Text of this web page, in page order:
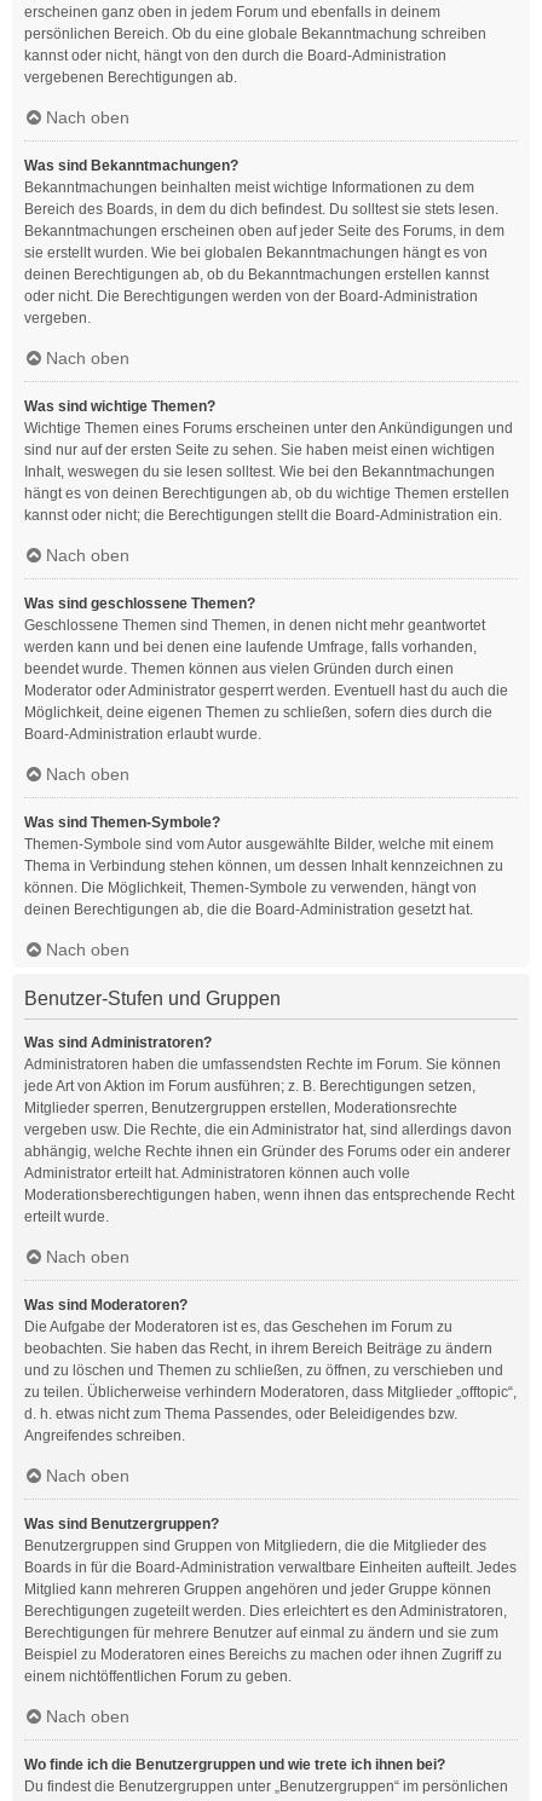
erscheinen ganz oben in jedem Forum und ebenfalls in deinem
persönlichen Bereich. Ob du eine globale Bekanntmachung schreiben
kannst oder nicht, hängt von den durch die Board-Administration
vergebenen Berechtigungen ab.
Nach oben
Was sind Bekanntmachungen?
Bekanntmachungen beinhalten meist wichtige Informationen zu dem
Bereich des Boards, in dem du dich befindest. Du solltest sie stets lesen.
Bekanntmachungen erscheinen oben auf jeder Seite des Forums, in dem
sie erstellt wurden. Wie bei globalen Bekanntmachungen hängt es von
deinen Berechtigungen ab, ob du Bekanntmachungen erstellen kannst
oder nicht. Die Berechtigungen werden von der Board-Administration
vergeben.
Nach oben
Was sind wichtige Themen?
Wichtige Themen eines Forums erscheinen unter den Ankündigungen und
sind nur auf der ersten Seite zu sehen. Sie haben meist einen wichtigen
Inhalt, weswegen du sie lesen solltest. Wie bei den Bekanntmachungen
hängt es von deinen Berechtigungen ab, ob du wichtige Themen erstellen
kannst oder nicht; die Berechtigungen stellt die Board-Administration ein.
Nach oben
Was sind geschlossene Themen?
Geschlossene Themen sind Themen, in denen nicht mehr geantwortet
werden kann und bei denen eine laufende Umfrage, falls vorhanden,
beendet wurde. Themen können aus vielen Gründen durch einen
Moderator oder Administrator gesperrt werden. Eventuell hast du auch die
Möglichkeit, deine eigenen Themen zu schließen, sofern dies durch die
Board-Administration erlaubt wurde.
Nach oben
Was sind Themen-Symbole?
Themen-Symbole sind vom Autor ausgewählte Bilder, welche mit einem
Thema in Verbindung stehen können, um dessen Inhalt kennzeichnen zu
können. Die Möglichkeit, Themen-Symbole zu verwenden, hängt von
deinen Berechtigungen ab, die die Board-Administration gesetzt hat.
Nach oben
Benutzer-Stufen und Gruppen
Was sind Administratoren?
Administratoren haben die umfassendsten Rechte im Forum. Sie können
jede Art von Aktion im Forum ausführen; z. B. Berechtigungen setzen,
Mitglieder sperren, Benutzergruppen erstellen, Moderationsrechte
vergeben usw. Die Rechte, die ein Administrator hat, sind allerdings davon
abhängig, welche Rechte ihnen ein Gründer des Forums oder ein anderer
Administrator erteilt hat. Administratoren können auch volle
Moderationsberechtigungen haben, wenn ihnen das entsprechende Recht
erteilt wurde.
Nach oben
Was sind Moderatoren?
Die Aufgabe der Moderatoren ist es, das Geschehen im Forum zu
beobachten. Sie haben das Recht, in ihrem Bereich Beiträge zu ändern
und zu löschen und Themen zu schließen, zu öffnen, zu verschieben und
zu teilen. Üblicherweise verhindern Moderatoren, dass Mitglieder „offtopic“,
d. h. etwas nicht zum Thema Passendes, oder Beleidigendes bzw.
Angreifendes schreiben.
Nach oben
Was sind Benutzergruppen?
Benutzergruppen sind Gruppen von Mitgliedern, die die Mitglieder des
Boards in für die Board-Administration verwaltbare Einheiten aufteilt. Jedes
Mitglied kann mehreren Gruppen angehören und jeder Gruppe können
Berechtigungen zugeteilt werden. Dies erleichtert es den Administratoren,
Berechtigungen für mehrere Benutzer auf einmal zu ändern und sie zum
Beispiel zu Moderatoren eines Bereichs zu machen oder ihnen Zugriff zu
einem nichtöffentlichen Forum zu geben.
Nach oben
Wo finde ich die Benutzergruppen und wie trete ich ihnen bei?
Du findest die Benutzergruppen unter „Benutzergruppen“ im persönlichen